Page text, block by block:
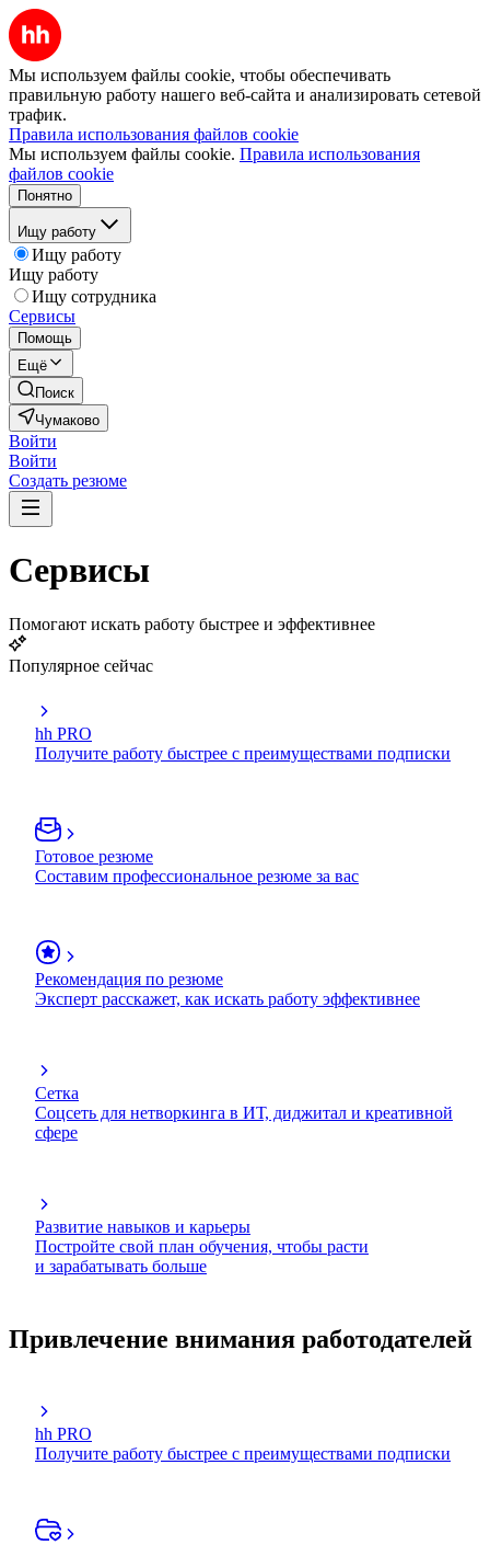
Мы используем файлы cookie, чтобы обеспечивать
правильную работу нашего веб-сайта и анализировать сетевой
трафик.
Правила использования файлов cookie
Мы используем файлы cookie. Правила использования
файлов cookie
Понятно
Ищу работу
Ищу работу
Ищу работу
Ищу сотрудника
Сервисы
Помощь
Ещё
Поиск
Чумаково
Войти
Войти
Создать резюме
Сервисы
Помогают искать работу быстрее и эффективнее
Популярное сейчас
hh PRO
Получите работу быстрее с преимуществами подписки
Готовое резюме
Составим профессиональное резюме за вас
Рекомендация по резюме
Эксперт расскажет, как искать работу эффективнее
Сетка
Соцсеть для нетворкинга в ИТ, диджитал и креативной
сфере
Развитие навыков и карьеры
Постройте свой план обучения, чтобы расти
и зарабатывать больше
Привлечение внимания работодателей
hh PRO
Получите работу быстрее с преимуществами подписки